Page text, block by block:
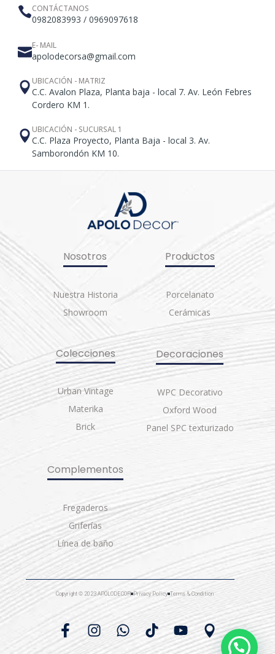
CONTÁCTANOS
0982083993 / 0969097618
E- MAIL
apolodecorsa@gmail.com
UBICACIÓN - MATRIZ
C.C. Avalon Plaza, Planta baja - local 7. Av. León Febres
Cordero KM 1.
UBICACIÓN - SUCURSAL 1
C.C. Plaza Proyecto, Planta Baja - local 3. Av.
Samborondón KM 10.
Nosotros
Nuestra Historia
Showroom
Productos
Porcelanato
Cerámicas
Colecciones
Urban Vintage
Materika
Brick
Decoraciones
WPC Decorativo
Oxford Wood
Panel SPC texturizado
Complementos
Fregaderos
Griferías
Línea de baño
Copyright © 2023 APOLODECOR Privacy Policy Terms & Condition